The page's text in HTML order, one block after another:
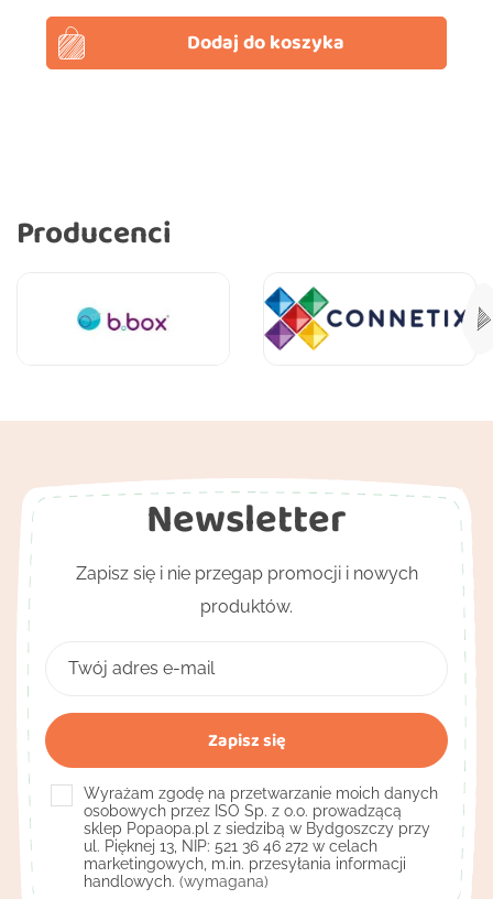
Dodaj do koszyka
Producenci
Newsletter
Zapisz się i nie przegap promocji i nowych
produktów.
Wyrażam zgodę na przetwarzanie moich danych
osobowych przez ISO Sp. z o.o. prowadzącą
sklep Popaopa.pl z siedzibą w Bydgoszczy przy
ul. Pięknej 13, NIP: 521 36 46 272 w celach
marketingowych, m.in. przesyłania informacji
handlowych. (wymagana)